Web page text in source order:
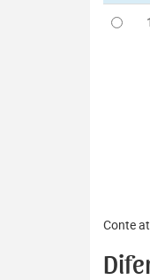
Conte